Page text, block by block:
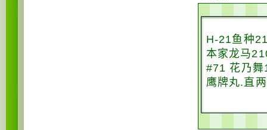
H-21鱼种
本家龙马
#71 花乃舞
鹰牌丸.直